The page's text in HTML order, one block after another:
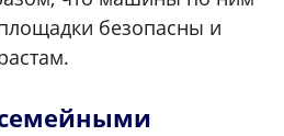
безопасны и